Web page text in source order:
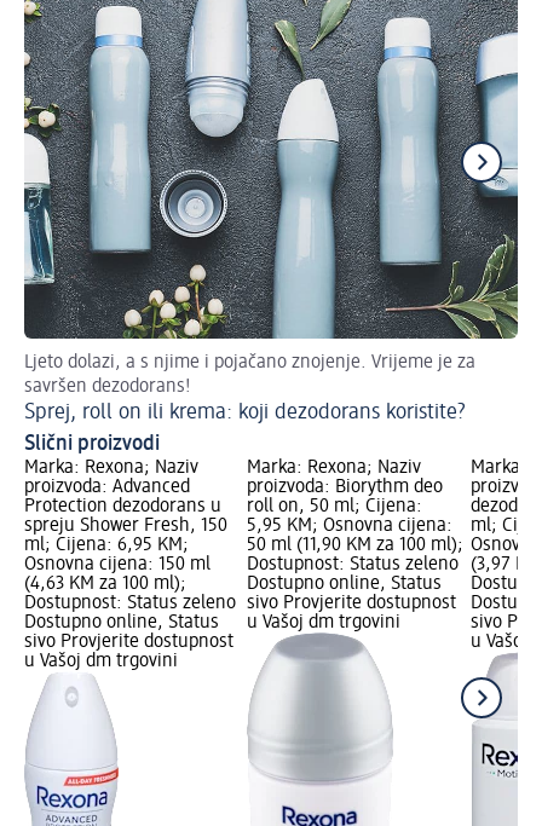
Ljeto dolazi, a s njime i pojačano znojenje. Vrijeme je za
savršen dezodorans!
Sprej, roll on ili krema: koji dezodorans koristite?
Slični proizvodi
Marka: Rexona; Naziv
proizvoda: Advanced
Protection dezodorans u
spreju Shower Fresh, 150
ml; Cijena: 6,95 KM;
Osnovna cijena: 150 ml
(4,63 KM za 100 ml);
Dostupnost: Status zeleno
Dostupno online, Status
sivo Provjerite dostupnost
u Vašoj dm trgovini
Marka: Rexona; Naziv
proizvoda: Biorythm deo
roll on, 50 ml; Cijena:
5,95 KM; Osnovna cijena:
50 ml (11,90 KM za 100 ml);
Dostupnost: Status zeleno
Dostupno online, Status
sivo Provjerite dostupnost
u Vašoj dm trgovini
Marka:
ml;
(3,97
sivo
u Vašoj